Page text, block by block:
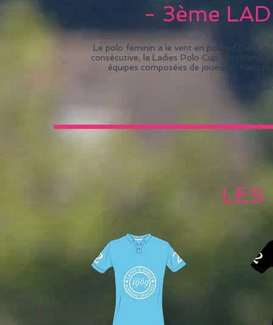
- 3ème
Le polo féminin a le vent en poupe ! Du 9
consécutive, la Ladies Polo Cup. Un tournoi
équipes composées de joueuses
Un joli
LES